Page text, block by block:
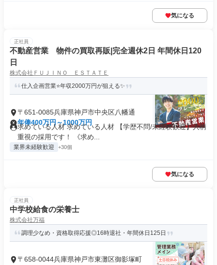
気になる
正社員
不動産営業 物件の買取再販|完全週休2日 年間休日120
日
株式会社ＦＵＪＩＮＯ ＥＳＴＡＴＥ
仕入企画営業⭐年収2000万円が狙える✨
〒651-0085兵庫県神戸市中央区八幡通
年俸400万円～1000万円
求めている人材 求めている人材 【学歴不問/未経験歓迎】人柄
重視の採用です！ 《求め...
業界未経験歓迎 +30個
気になる
正社員
中学校給食の栄養士
株式会社万福
調理少なめ・資格取得応援◎16時退社・年間休日125日
〒658-0044兵庫県神戸市東灘区御影塚町